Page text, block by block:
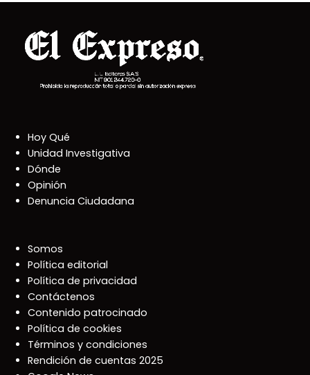
Hoy Qué
Unidad Investigativa
Dónde
Opinión
Denuncia Ciudadana
Somos
Política editorial
Política de privacidad
Contáctenos
Contenido patrocinado
Política de cookies
Términos y condiciones
Rendición de cuentas 2025